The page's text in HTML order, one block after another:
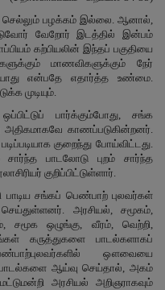
பழக்கம் இல்லை. ஆனால்,
வேறோர் இடத்தில் இன்பம்
கற்பியலின் இந்தப் பகுதியை
மாணவிகளுக்கும் நேர்
என்பதே எதார்த்த உண்மை.
முடியும்.
பார்க்கும்போது, சங்க
காணப்படுகின்றனர்.
குறைந்து போய்விட்டது.
பாடலோடு புறம் சார்ந்த
குறிப்பிட்டுள்ளார்.
சங்கப் பெண்பாற் புலவர்கள்
அரசியல், சமூகம்,
சமூக ஒழுங்கு, வீரம், வெற்றி,
கருத்துகளை பாடல்களாகப்
ஔவையை
ஆய்வு செய்தால், அகம்
அரசியல் அறிஞராகவும்